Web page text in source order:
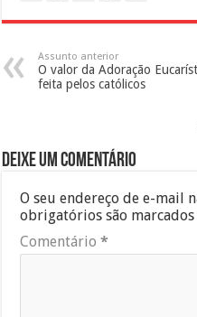
Assunto anterior
O valor da Adoração
feita pelos católicos
Deixe um comentário
O seu endereço de e-mail
obrigatórios são
Comentário*